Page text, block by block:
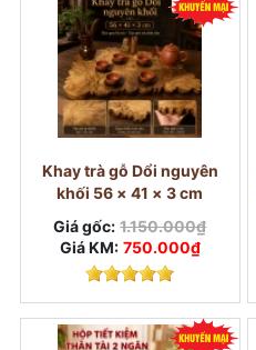
Khay trà gỗ Dổi nguyên
khối 56 × 41 × 3 cm
Giá gốc: 1.150.000₫
Giá KM: 750.000₫